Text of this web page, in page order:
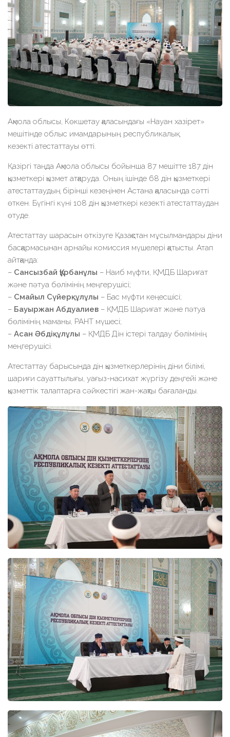
Ақмола облысы, Көкшетау қаласындағы «Науан хазірет»
мешітінде облыс имамдарының республикалық
кезекті атестаттауы өтті.
Қазіргі таңда Ақмола облысы бойынша 87 мешітте 187 дін
қызметкері қызмет атқаруда. Оның ішінде 68 дін қызметкері
атестаттаудың бірінші кезеңінен Астана қаласында сәтті
өткен. Бүгінгі күні 108 дін қызметкері кезекті атестаттаудан
өтуде.
Атестаттау шарасын өткізуге Қазақстан мұсылмандары діни
басқармасынан арнайы комиссия мүшелері қатысты. Атап
айтқанда:
– Сансызбай Құрбанұлы – Наиб мүфти, ҚМДБ Шариғат
және пәтуа бөлімінің меңгерушісі;
– Смайыл Сүйерқұлұлы – Бас мүфти кеңесшісі;
– Бауыржан Абдуалиев – ҚМДБ Шариғат және пәтуа
бөлімінің маманы, РАНТ мүшесі;
– Асан Әбдіқұлұлы – ҚМДБ Дін істері талдау бөлімінің
меңгерушісі.
Атестаттау барысында дін қызметкерлерінің діни білімі,
шариғи сауаттылығы, уағыз-насихат жүргізу деңгейі және
қызметтік талаптарға сәйкестігі жан-жақты бағаланды.